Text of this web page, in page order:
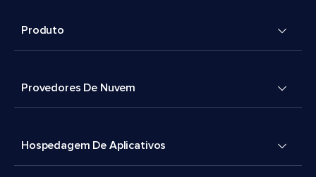
Produto
Provedores De Nuvem
Hospedagem De Aplicativos